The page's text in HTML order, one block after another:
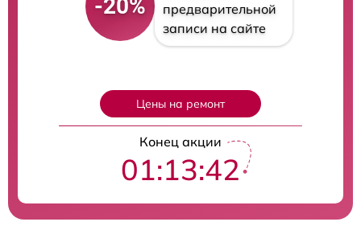
-20%
предварительной
записи на сайте
Цены на ремонт
Конец акции
01:13:41